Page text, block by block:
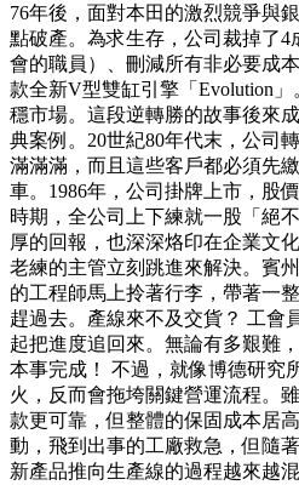
76年後，面對本田的激烈競爭與
點破產。為求生存，公司裁掉了
會的職員）、刪減所有非必要成
款全新V型雙缸引擎「Evolution
穩市場。這段逆轉勝的故事後來
典案例。20世紀80年代末，公司
滿滿滿，而且這些客戶都必須先
車。1986年，公司掛牌上市，股
時期，全公司上下練就一股「絕
厚的回報，也深深烙印在企業文
老練的主管立刻跳進來解決。賓
的工程師馬上拎著行李，帶著一
趕過去。產線來不及交貨？ 工會
起把進度追回來。無論有多艱難
本事完成！ 不過，就像博德研究
火，反而會拖垮關鍵營運流程。
款更可靠，但整體的保固成本居
動，飛到出事的工廠救急，但隨
新產品推向生產線的過程越來越